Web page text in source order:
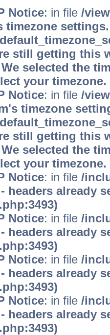
Notice: in file /
timezone
still getting this
selected the
your timezone.
Notice: in file /
timezone
still getting this
selected the
your timezone.
Notice: in file /
headers already
Notice: in file /
headers already
Notice: in file /
headers already
Notice: in file /
headers already